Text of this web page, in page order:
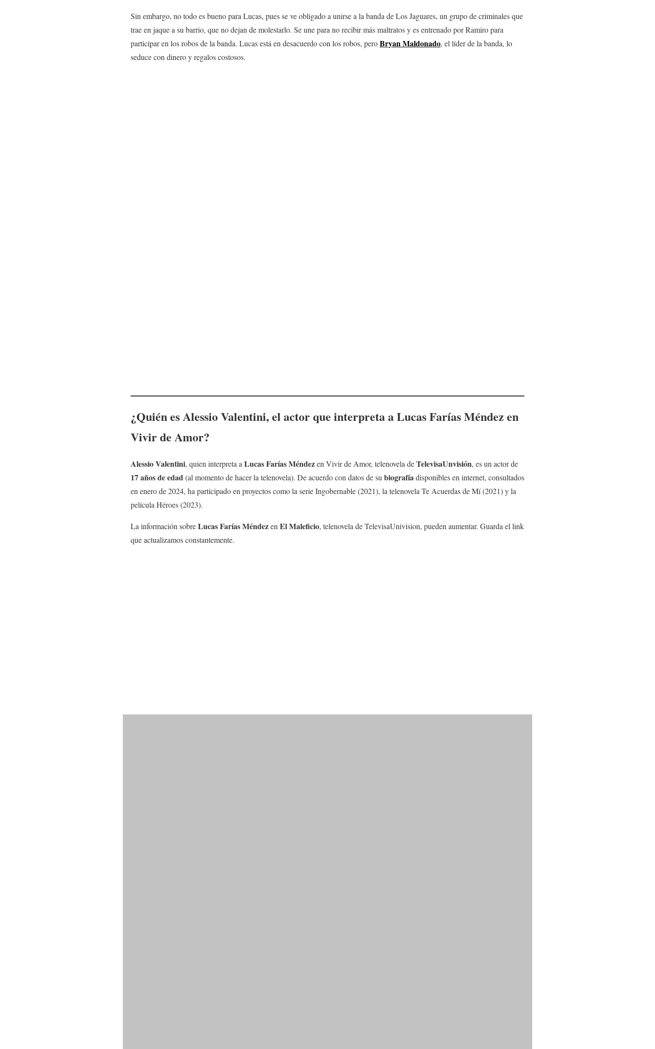
Sin embargo, no todo es bueno para Lucas, pues se ve obligado a unirse a la banda de Los Jaguares, un grupo de criminales que
trae en jaque a su barrio, que no dejan de molestarlo. Se une para no recibir más maltratos y es entrenado por Ramiro para
participar en los robos de la banda. Lucas está en desacuerdo con los robos, peroBryanMaldonado, el líder de la banda, lo
seduce con dinero y regalos costosos.
¿Quién esAlessio Valentini, el actor que interpreta aLucas Farías Méndez en
Vivir de Amor?
Alessio Valentini, quien interpreta a Lucas Farías Méndezen Vivir de Amor, telenovela deTelevisaUnvisión, es un actor de
17 años de edad(al momento de hacer la telenovela). De acuerdo con datos de su biografíadisponibles en internet, consultados
en enero de 2024, ha participado en proyectos como la serie Ingobernable (2021), la telenovela Te Acuerdas de Mí (2021) y la
película Héroes (2023).
La información sobreLucas Farías Méndezen El Maleficio, telenovela de TelevisaUnivision, pueden aumentar. Guarda el link
que actualizamos constantemente.